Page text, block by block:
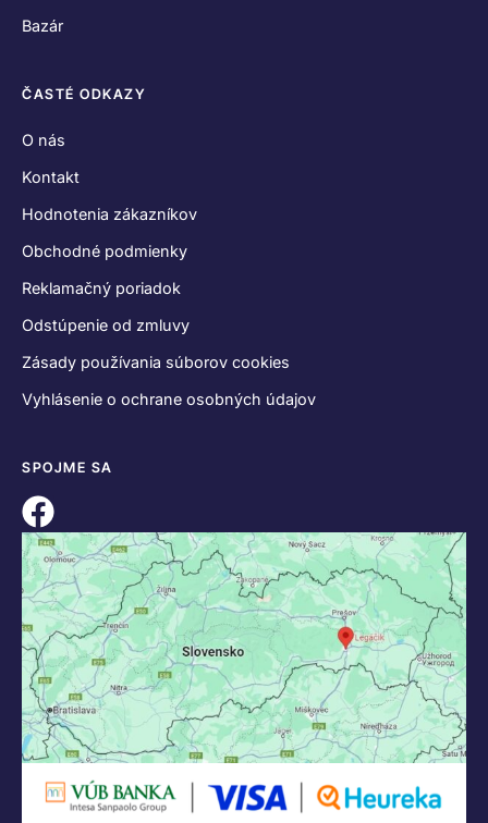
Bazár
ČASTÉ ODKAZY
O nás
Kontakt
Hodnotenia zákazníkov
Obchodné podmienky
Reklamačný poriadok
Odstúpenie od zmluvy
Zásady používania súborov cookies
Vyhlásenie o ochrane osobných údajov
SPOJME SA